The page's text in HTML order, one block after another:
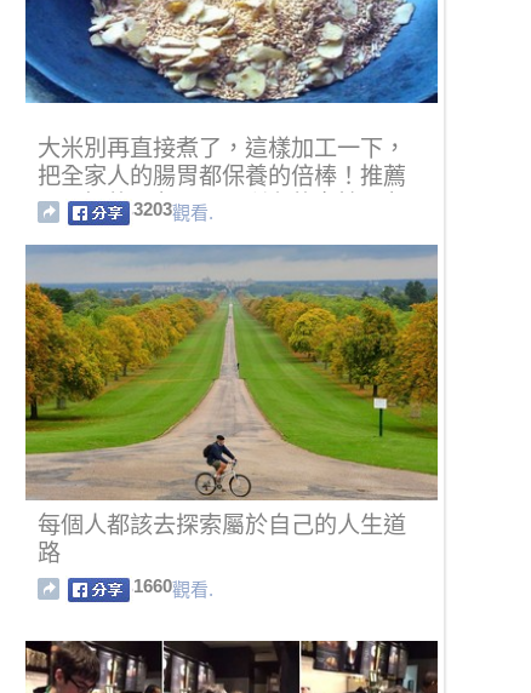
大米別再直接煮了，這樣加工一下，
把全家人的腸胃都保養的倍棒！推薦
胃不好的朋友，以及所有的女性朋友
都試一試！
3203觀看.
每個人都該去探索屬於自己的人生道
路
1660觀看.